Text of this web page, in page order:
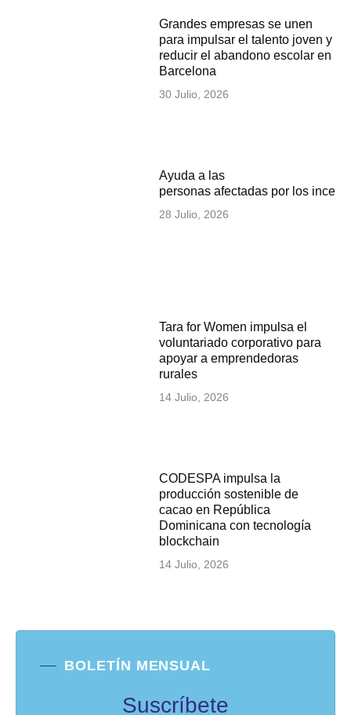
Grandes empresas se unen
para impulsar el talento joven y
reducir el abandono escolar en
Barcelona
30 Julio, 2026
Ayuda a las
personas afectadas por los
28 Julio, 2026
Tara for Women impulsa el
voluntariado corporativo para
apoyar a emprendedoras
rurales
14 Julio, 2026
CODESPA impulsa la
producción sostenible de
cacao en República
Dominicana con tecnología
blockchain
14 Julio, 2026
BOLETÍN MENSUAL
Suscríbete